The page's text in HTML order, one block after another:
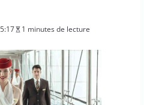
1 minutes de lecture